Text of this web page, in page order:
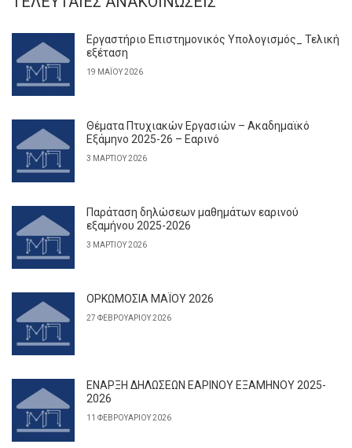
Εργαστήριο Επιστημονικός Υπολογισμός_ Τελική
εξέταση
19 ΜΑΪ́ΟΥ 2026
Θέματα Πτυχιακών Εργασιών – Ακαδημαϊκό
Εξάμηνο 2025-26 – Εαρινό
3 ΜΑΡΤΊΟΥ 2026
Παράταση δηλώσεων μαθημάτων εαρινού
εξαμήνου 2025-2026
3 ΜΑΡΤΊΟΥ 2026
ΟΡΚΩΜΟΣΙΑ ΜΑΪΟΥ 2026
27 ΦΕΒΡΟΥΑΡΊΟΥ 2026
ΕΝΑΡΞΗ ΔΗΛΩΣΕΩΝ ΕΑΡΙΝΟΥ ΕΞΑΜΗΝΟΥ 2025-
2026
11 ΦΕΒΡΟΥΑΡΊΟΥ 2026